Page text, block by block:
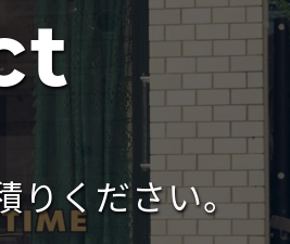
りください。